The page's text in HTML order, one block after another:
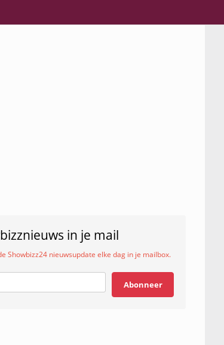
in je mail
Showbizz24 nieuwsupdate elke dag in je mailbox.
Abonneer